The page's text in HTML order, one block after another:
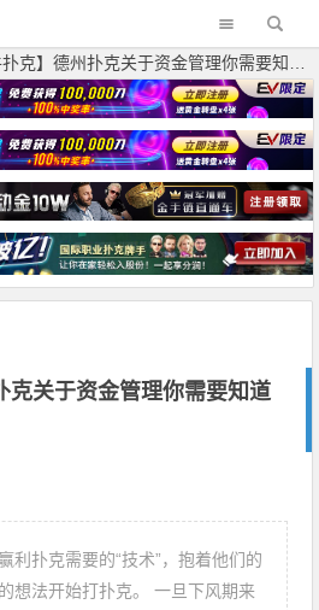
克】德州扑克关于资金管理你需要知道的四件事
克关于资金管理你需要知道
利扑克需要的“技术”，抱着他们的
想法开始打扑克。 一旦下风期来